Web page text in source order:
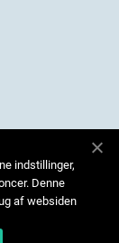
indstillinger,
Denne
af websiden